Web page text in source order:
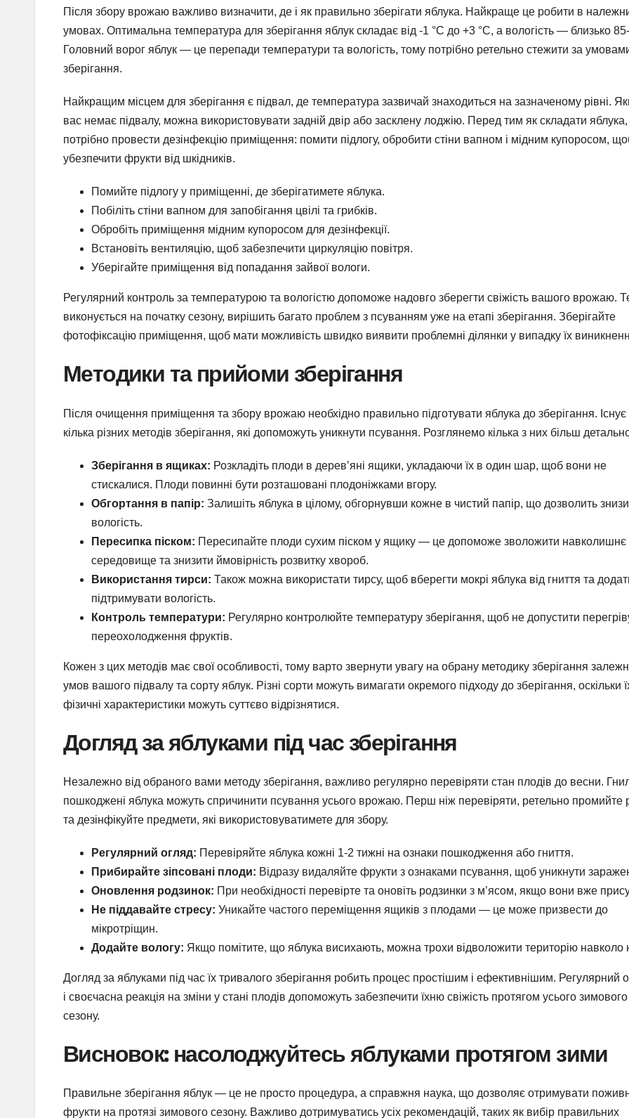
Після збору врожаю важливо визначити, де і як правильно зберігати яблука. Найкраще це робити в
умовах. Оптимальна температура для зберігання яблук складає від -1 °C до +3 °C, а вологість — близько
Головний ворог яблук — це перепади температури та вологість, тому потрібно ретельно стежити за
зберігання.
Найкращим місцем для зберігання є підвал, де температура зазвичай знаходиться на зазначеному рівні.
вас немає підвалу, можна використовувати задній двір або засклену лоджію. Перед тим як складати яблука,
потрібно провести дезінфекцію приміщення: помити підлогу, обробити стіни вапном і мідним купоросом,
убезпечити фрукти від шкідників.
Помийте підлогу у приміщенні, де зберігатимете яблука.
Побіліть стіни вапном для запобігання цвілі та грибків.
Обробіть приміщення мідним купоросом для дезінфекції.
Встановіть вентиляцію, щоб забезпечити циркуляцію повітря.
Уберігайте приміщення від попадання зайвої вологи.
Регулярний контроль за температурою та вологістю допоможе надовго зберегти свіжість вашого врожаю.
виконується на початку сезону, вирішить багато проблем з псуванням уже на етапі зберігання. Зберігайте
фотофіксацію приміщення, щоб мати можливість швидко виявити проблемні ділянки у випадку їх
Методики та прийоми зберігання
Після очищення приміщення та збору врожаю необхідно правильно підготувати яблука до зберігання. Існує
кілька різних методів зберігання, які допоможуть уникнути псування. Розглянемо кілька з них більш
Зберігання в ящиках: Розкладіть плоди в дерев’яні ящики, укладаючи їх в один шар, щоб вони не
стискалися. Плоди повинні бути розташовані плодоніжками вгору.
Обгортання в папір: Залишіть яблука в цілому, обгорнувши кожне в чистий папір, що дозволить
вологість.
Пересипка піском: Пересипайте плоди сухим піском у ящику — це допоможе зволожити навколишнє
середовище та знизити ймовірність розвитку хвороб.
Використання тирси: Також можна використати тирсу, щоб вберегти мокрі яблука від гниття та
підтримувати вологість.
Контроль температури: Регулярно контролюйте температуру зберігання, щоб не допустити
переохолодження фруктів.
Кожен з цих методів має свої особливості, тому варто звернути увагу на обрану методику зберігання
умов вашого підвалу та сорту яблук. Різні сорти можуть вимагати окремого підходу до зберігання, оскільки
фізичні характеристики можуть суттєво відрізнятися.
Догляд за яблуками під час зберігання
Незалежно від обраного вами методу зберігання, важливо регулярно перевіряти стан плодів до весни.
пошкоджені яблука можуть спричинити псування усього врожаю. Перш ніж перевіряти, ретельно промийте
та дезінфікуйте предмети, які використовуватимете для збору.
Регулярний огляд: Перевіряйте яблука кожні 1-2 тижні на ознаки пошкодження або гниття.
Прибирайте зіпсовані плоди: Відразу видаляйте фрукти з ознаками псування, щоб уникнути
Оновлення родзинок: При необхідності перевірте та оновіть родзинки з м’ясом, якщо вони вже
Не піддавайте стресу: Уникайте частого переміщення ящиків з плодами — це може призвести до
мікротріщин.
Додайте вологу: Якщо помітите, що яблука висихають, можна трохи відволожити територію навколо
Догляд за яблуками під час їх тривалого зберігання робить процес простішим і ефективнішим. Регулярний
і своєчасна реакція на зміни у стані плодів допоможуть забезпечити їхню свіжість протягом усього зимового
сезону.
Висновок: насолоджуйтесь яблуками протягом зими
Правильне зберігання яблук — це не просто процедура, а справжня наука, що дозволяє отримувати
фрукти на протязі зимового сезону. Важливо дотримуватись усіх рекомендацій, таких як вибір правильних